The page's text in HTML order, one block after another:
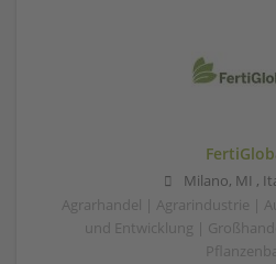
Milano, MI ,
Agrarhandel | Agrarindustrie |
und Entwicklung |